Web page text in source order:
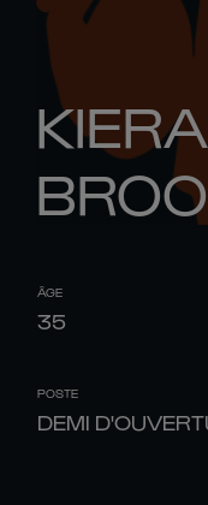
ÂGE
35
POSTE
DEMI